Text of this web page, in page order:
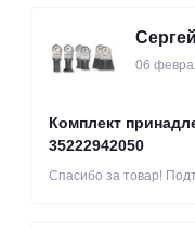
Сергей
06
Комплект
35222942050
Спасибо за товар!